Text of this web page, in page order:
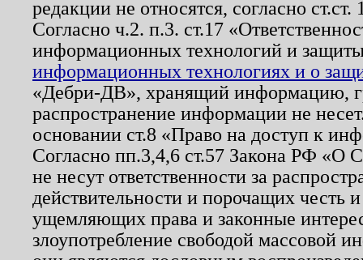
редакции не относятся, согласно
Согласно ч.2. п.3. ст.17
информационных технологий и
информационных технологиях и о
«Дебри-ДВ», хранящий информацию,
распространение информации не
основании ст.8 «Право на доступ к
Согласно пп.3,4,6 ст.57 Закона РФ «О
не несут ответственности за
действительности и порочащих честь
ущемляющих права и законные
злоупотребление свободой массовой